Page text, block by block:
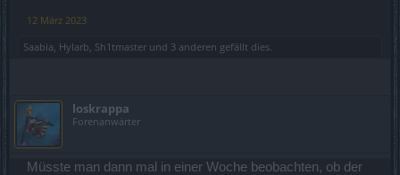
12 März 2023
Saabia Hylarb Sh1tmaster und 3 anderen gefällt dies.
loskrappa
Forenanwärter
Müsste man dann mal in einer Woche beobachten, ob der